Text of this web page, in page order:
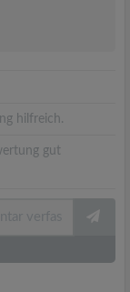
hilfreich.
gut